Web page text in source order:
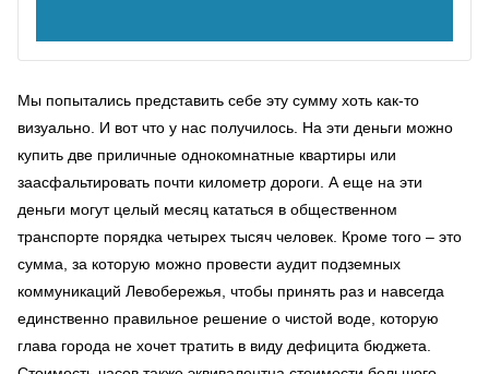
Мы попытались представить себе эту сумму хоть как-то
визуально. И вот что у нас получилось. На эти деньги можно
купить две приличные однокомнатные квартиры или
заасфальтировать почти километр дороги. А еще на эти
деньги могут целый месяц кататься в общественном
транспорте порядка четырех тысяч человек. Кроме того – это
сумма, за которую можно провести аудит подземных
коммуникаций Левобережья, чтобы принять раз и навсегда
единственно правильное решение о чистой воде, которую
глава города не хочет тратить в виду дефицита бюджета.